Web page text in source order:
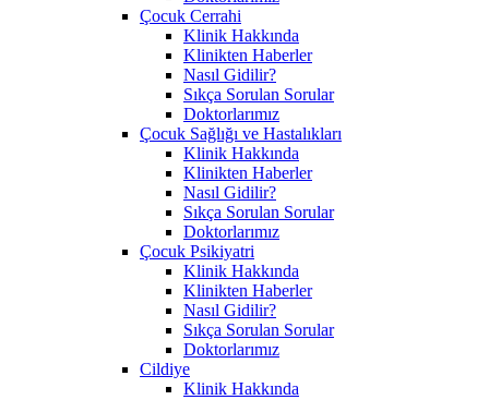
Çocuk Cerrahi
Klinik Hakkında
Klinikten Haberler
Nasıl Gidilir?
Sıkça Sorulan Sorular
Doktorlarımız
Çocuk Sağlığı ve Hastalıkları
Klinik Hakkında
Klinikten Haberler
Nasıl Gidilir?
Sıkça Sorulan Sorular
Doktorlarımız
Çocuk Psikiyatri
Klinik Hakkında
Klinikten Haberler
Nasıl Gidilir?
Sıkça Sorulan Sorular
Doktorlarımız
Cildiye
Klinik Hakkında